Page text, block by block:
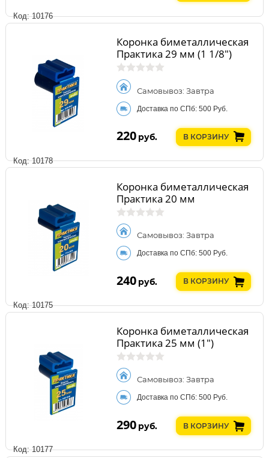
Код: 10176
Код: 10178
Коронка биметаллическая
Практика 29 мм (1 1/8")
Самовывоз: Завтра
Доставка по СПб: 500 Руб.
220 руб. В КОРЗИНУ
Код: 10175
Коронка биметаллическая
Практика 20 мм
Самовывоз: Завтра
Доставка по СПб: 500 Руб.
240 руб. В КОРЗИНУ
Код: 10177
Коронка биметаллическая
Практика 25 мм (1")
Самовывоз: Завтра
Доставка по СПб: 500 Руб.
290 руб. В КОРЗИНУ